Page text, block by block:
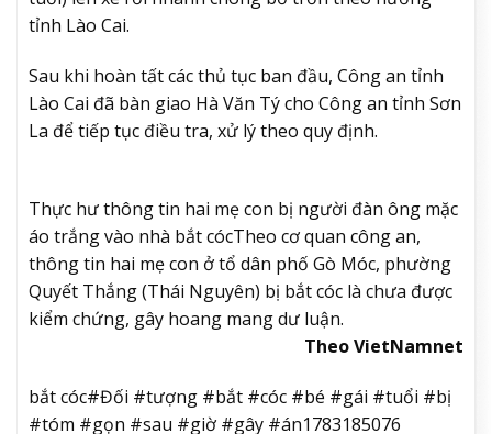
tỉnh Lào Cai.
Sau khi hoàn tất các thủ tục ban đầu, Công an tỉnh
Lào Cai đã bàn giao Hà Văn Tý cho Công an tỉnh Sơn
La để tiếp tục điều tra, xử lý theo quy định.
Thực hư thông tin hai mẹ con bị người đàn ông mặc
áo trắng vào nhà bắt cócTheo cơ quan công an,
thông tin hai mẹ con ở tổ dân phố Gò Móc, phường
Quyết Thắng (Thái Nguyên) bị bắt cóc là chưa được
kiểm chứng, gây hoang mang dư luận.
Theo VietNamnet
bắt cóc#Đối #tượng #bắt #cóc #bé #gái #tuổi #bị
#tóm #gọn #sau #giờ #gây #án1783185076